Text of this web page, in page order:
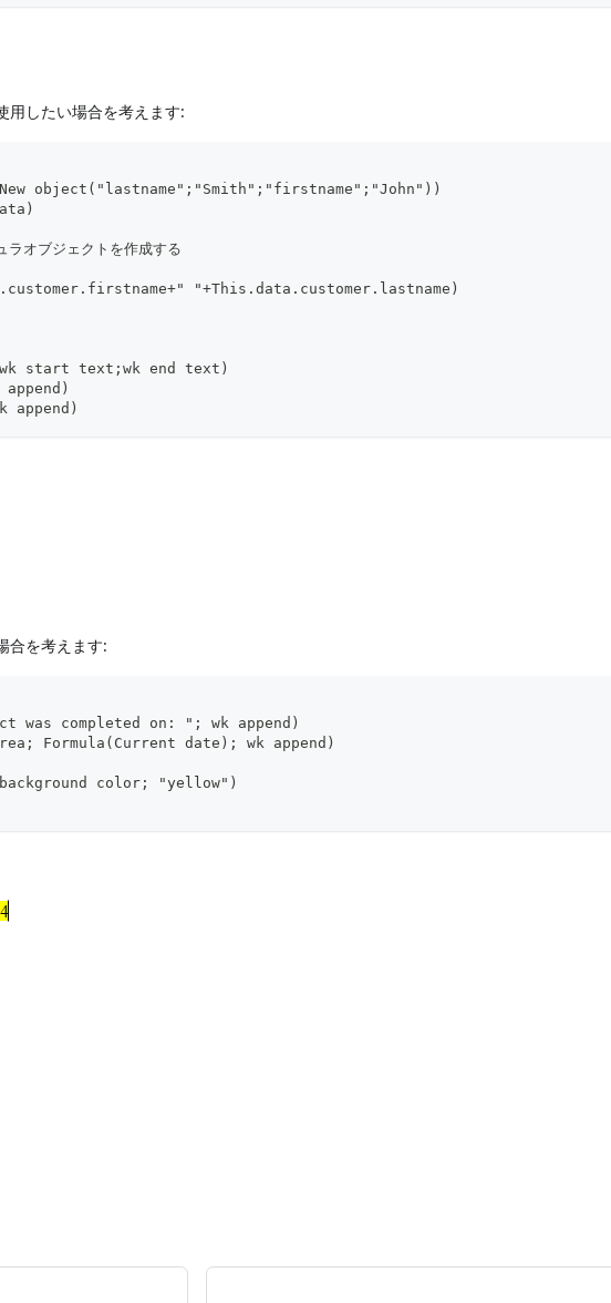
用したい場合を考えます:
object("lastname";"Smith";"firstname";"John"))
オブジェクトを作成する
"+This.data.customer.lastname)
start text;wk end text)
append)
合を考えます:
was completed on: "; wk append)
Formula(Current date); wk append)
background color; "yellow")